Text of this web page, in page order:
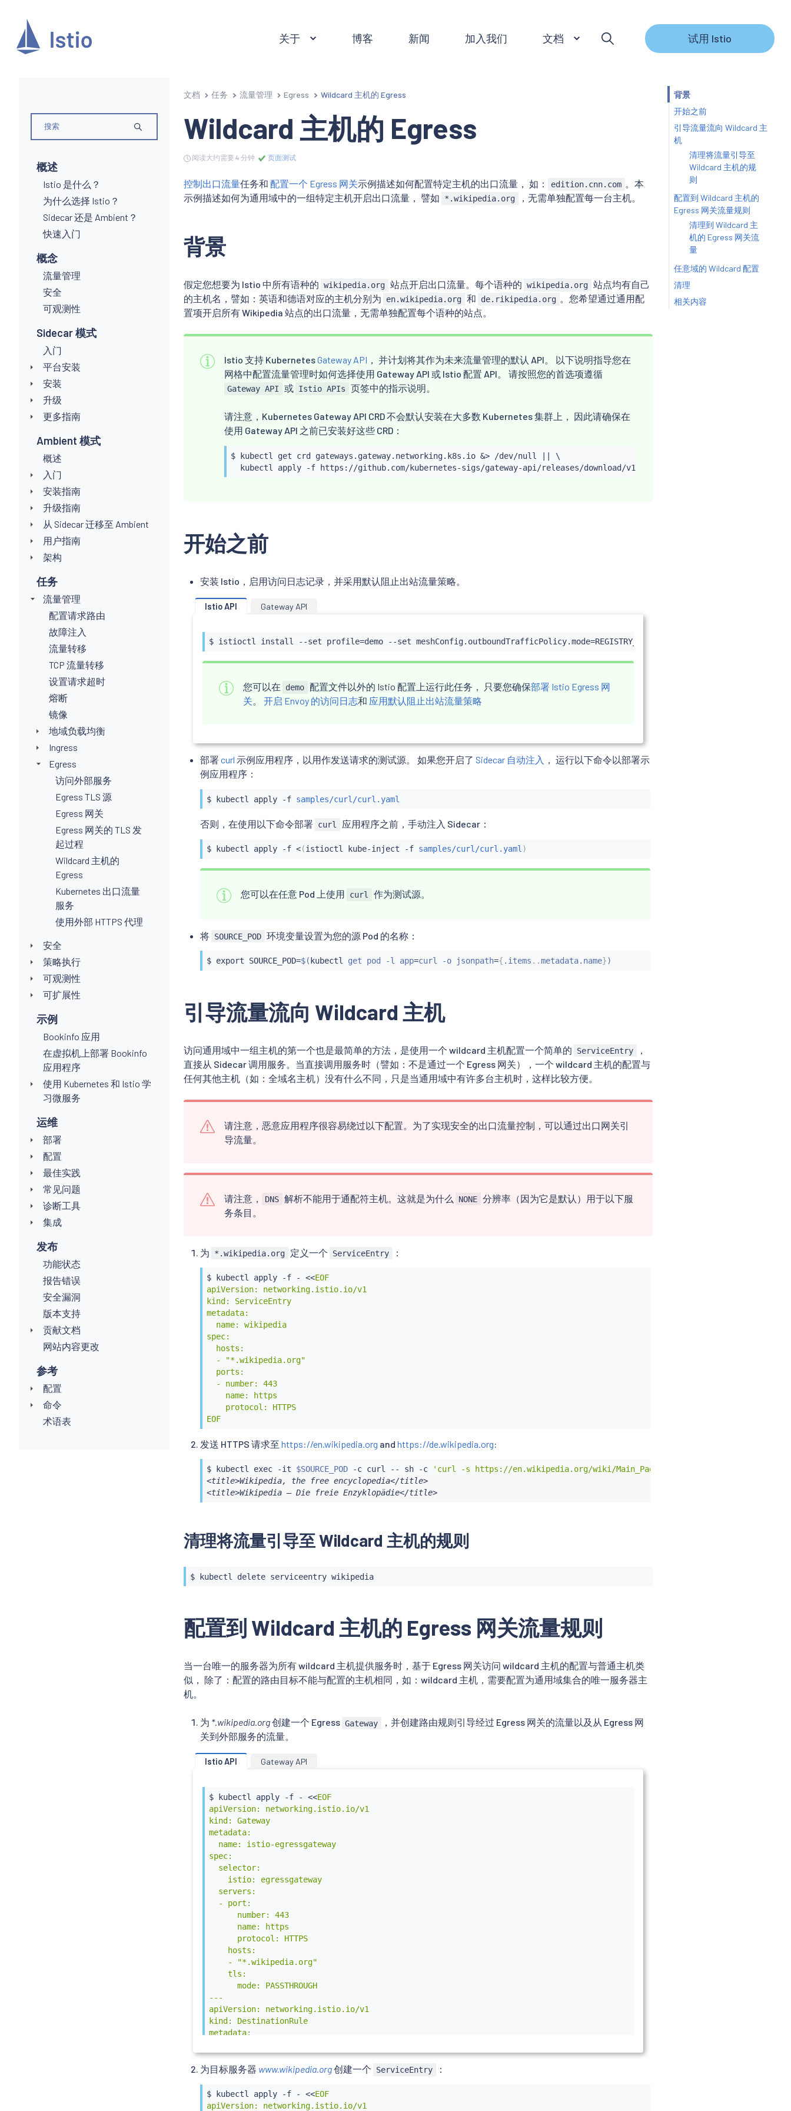
关于 博客 新闻 加入我们 文档 试用 Istio
概述
Istio 是什么？
为什么选择 Istio？
Sidecar 还是 Ambient？
快速入门
概念
流量管理
安全
可观测性
Sidecar 模式
入门
平台安装
安装
升级
更多指南
Ambient 模式
概述
入门
安装指南
升级指南
从 Sidecar 迁移至 Ambient
用户指南
架构
任务
流量管理
配置请求路由
故障注入
流量转移
TCP 流量转移
设置请求超时
熔断
镜像
地域负载均衡
Ingress
Egress
访问外部服务
Egress TLS 源
Egress 网关
Egress 网关的 TLS 发
起过程
Wildcard 主机的
Egress
Kubernetes 出口流量
服务
使用外部 HTTPS 代理
安全
策略执行
可观测性
可扩展性
示例
Bookinfo 应用
在虚拟机上部署 Bookinfo
应用程序
使用 Kubernetes 和 Istio 学
习微服务
运维
部署
配置
最佳实践
常见问题
诊断工具
集成
发布
功能状态
报告错误
安全漏洞
版本支持
贡献文档
网站内容更改
参考
配置
命令
术语表
文档 任务 流量管理 Egress Wildcard 主机的 Egress
Wildcard 主机的 Egress
阅读大约需要 4 分钟 页面测试
控制出口流量任务和 配置一个 Egress 网关示例描述如何配置特定主机的出口流量， 如： edition.cnn.com 。本
示例描述如何为通用域中的一组特定主机开启出口流量， 譬如
*.wikipedia.org ，无需单独配置每一台主机。
背景
假定您想要为 Istio 中所有语种的 wikipedia.org 站点开启出口流量。每个语种的 wikipedia.org 站点均有自己
的主机名，譬如：英语和德语对应的主机分别为
en.wikipedia.org 和 de.rikipedia.org 。您希望通过通用配
置项开启所有 Wikipedia 站点的出口流量，无需单独配置每个语种的站点。
Istio 支持 KubernetesGateway API ， 并计划将其作为未来流量管理的默认 API。 以下说明指导您在
网格中配置流量管理时如何选择使用 Gateway API 或 Istio 配置 API。 请按照您的首选项遵循
Gateway API 或 Istio APIs 页签中的指示说明。
请注意，Kubernetes Gateway API CRD 不会默认安装在大多数 Kubernetes 集群上， 因此请确保在
使用 Gateway API 之前已安装好这些 CRD：
$ kubectl get crd gateways.gateway.networking.k8s.io &> /dev/null ||
\
kubectl
开始之前
安装 Istio，启用访问日志记录，并采用默认阻止出站流量策略。
Istio API Gateway API
$ istioctl install --set profile=demo --set meshConfig.outboundTrafficPolicy.mode=
您可以在 demo 配置文件以外的 Istio 配置上运行此任务， 只要您确保部署 Istio Egress 网
关。 开启 Envoy 的访问日志和 应用默认阻止出站流量策略
部署curl 示例应用程序，以用作发送请求的测试源。 如果您开启了 Sidecar 自动注入 ， 运行以下命令以部署示
例应用程序：
$ kubectl apply -f samples/curl/curl.yaml
否则，在使用以下命令部署 curl 应用程序之前，手动注入 Sidecar：
$ kubectl apply -f <(istioctl kube-inject -f samples/curl/curl.yaml)
您可以在任意 Pod 上使用 curl 作为测试源。
将 SOURCE_POD 环境变量设置为您的源 Pod 的名称：
$ export SOURCE_POD=$( kubectl get pod -l app=curl -o jsonpath={ .items ..metadata.name})
引导流量流向 Wildcard 主机
访问通用域中一组主机的第一个也是最简单的方法，是使用一个 wildcard 主机配置一个简单的 ServiceEntry
直接从 Sidecar 调用服务。当直接调用服务时（譬如：不是通过一个 Egress 网关），一个 wildcard 主机的配置与
任何其他主机（如：全域名主机）没有什么不同，只是当通用域中有许多台主机时，这样比较方便。
请注意，恶意应用程序很容易绕过以下配置。为了实现安全的出口流量控制，可以通过出口网关引
导流量。
请注意， DNS 解析不能用于通配符主机。这就是为什么 NONE 分辨率（因为它是默认）用于以下服
务条目。
为 *.wikipedia.org 定义一个 ServiceEntry ：
$ kubectl apply -f - <<EOF
apiVersion: networking.istio.io/v1
kind: ServiceEntry
metadata:
  name: wikipedia
spec:
  hosts:
  - "*.wikipedia.org"
  ports:
  - number: 443
    name: https
    protocol: HTTPS
EOF
发送 HTTPS 请求至 https://en.wikipedia.org and https://de.wikipedia.org:
$ kubectl exec -it $SOURCE_POD -c curl -- sh -c
'curl -s https://en.wikipedia.org/wiki/Main_Page | grep -o "<title>.*</
<title>Wikipedia, the free encyclopedia</title>
<title>Wikipedia – Die freie Enzyklopädie</title>
清理将流量引导至 Wildcard 主机的规则
$ kubectl delete serviceentry wikipedia
配置到 Wildcard 主机的 Egress 网关流量规则
当一台唯一的服务器为所有 wildcard 主机提供服务时，基于 Egress 网关访问 wildcard 主机的配置与普通主机类
似， 除了：配置的路由目标不能与配置的主机相同，如：wildcard 主机，需要配置为通用域集合的唯一服务器主
机。
为 *.wikipedia.org创建一个 Egress Gateway
，并创建路由规则引导经过 Egress 网关的流量以及从 Egress 网
关到外部服务的流量。
Istio API Gateway API
$ kubectl apply -f - <<EOF
apiVersion: networking.istio.io/v1
kind: Gateway
metadata:
  name: istio-egressgateway
spec:
  selector:
    istio: egressgateway
  servers:
  - port:
      number: 443
      name: https
      protocol: HTTPS
    hosts:
    - "*.wikipedia.org"
    tls:
      mode: PASSTHROUGH
---
apiVersion: networking.istio.io/v1
kind: DestinationRule
metadata:
spec:
  host: istio-egressgateway.istio-system.svc.cluster.local
    - name: wikipedia
---
为目标服务器 www.wikipedia.org创建一个 ServiceEntry ：
$ kubectl apply -f - <<EOF
apiVersion: networking.istio.io/v1
背景
开始之前
引导流量流向 Wildcard 主
机
清理将流量引导至
Wildcard 主机的规
则
配置到 Wildcard 主机的
Egress 网关流量规则
清理到 Wildcard 主
机的 Egress 网关流
量
任意域的 Wildcard 配置
清理
相关内容